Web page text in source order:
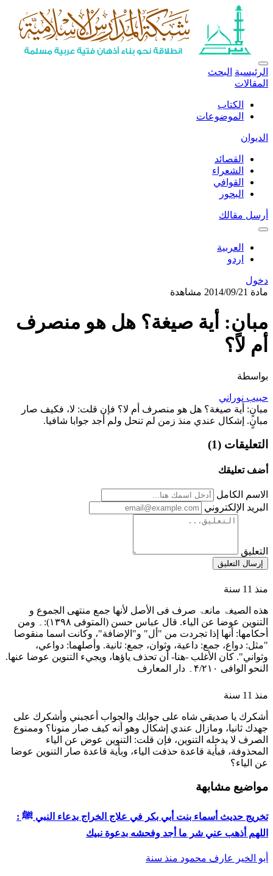
الرئيسية البحث
المقالات
الكتاب
الموضوعات
الديوان
القصائد
الشعراء
القوافي
البحور
أرسل مقالك
العربية
اردو
دخول
مادة 2014/09/21 مشاهدة
مبانٍ: أية صيغة؟ هل هو منصرف
أم لا؟
بواسطة
حبيب نوراني
مبانٍ: أية صيغة؟ هل هو منصرف أم لا؟ فإن قلت: لا، فكيف صار
مبانٍ. إشكال عندي منذ زمن لم تنحل ولم أجد جوابا شافيا.
التعليقات (1)
أضف تعليقك
الاسم الكامل
البريد الإلكتروني
التعليق
إرسال التعليق
منذ 11 سنة
هذه الصیغۃ مانعۃ صرف فی الأصل لأنها جمع منتهی الجموع و
التنوین عوضا عن الیاء. قال عباس حسن (المتوفی ۱۳۹۸):۔ ومن
أحكامها: أنها إذا تجردت من "أل" و"الإضافة"، وكانت اسما منقوصا
"مثل: دواع، جمع: داعية، وثوان، جمع: ثانية. وأصلهما: دواعي،
وثواني". كان الأغلب -هنا- أن تحذف ياؤها، ويجيء التنوين عوضا عنها.
النحو الوافی ۴/۲۱۰۔ دار المعارف
منذ 11 سنة
أشكرك يا صديقي شاه على جوابك والجواب أعجبني وأشكرك على
جهدك ثانيا، ومازال عندي إشكال وهو أنه كيف صار منونا؟ وممنوع
الصرف لا يدخله التنوين، فإن قلت: التنوين عوض عن الياء
المحذوفة، فبأية قاعدة حذفت الياء، وبأية قاعدة صار التنوين عوضا
عن الياء؟
مواضيع مشابهة
تخريج حديث أسماء بنت أبي بكر في علاج الخراج بدعاء النبي ﷺ :
اللهم أذهب عني شر ما أجد وفحشه بدعوة نبيك
أبو الخير عارف محمود منذ سنة